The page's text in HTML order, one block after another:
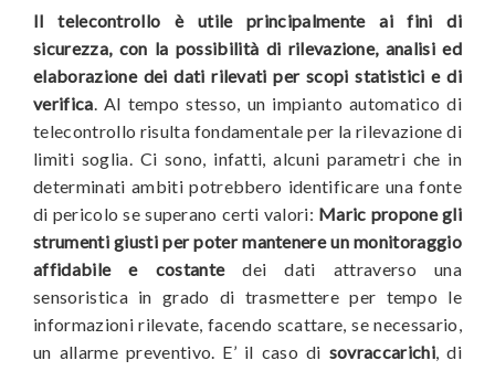
Il telecontrollo è utile principalmente ai fini di
sicurezza, con la possibilità di rilevazione, analisi ed
elaborazione dei dati rilevati per scopi statistici e di
verifica. Al tempo stesso, un impianto automatico di
telecontrollo risulta fondamentale per la rilevazione di
limiti soglia. Ci sono, infatti, alcuni parametri che in
determinati ambiti potrebbero identificare una fonte
di pericolo se superano certi valori: Maric propone gli
strumenti giusti per poter mantenere un monitoraggio
affidabile e costantedei dati attraverso una
sensoristica in grado di trasmettere per tempo le
informazioni rilevate, facendo scattare, se necessario,
un allarme preventivo. E’ il caso di sovraccarichi, di